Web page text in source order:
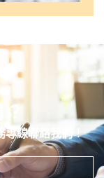
專線聯絡我們！